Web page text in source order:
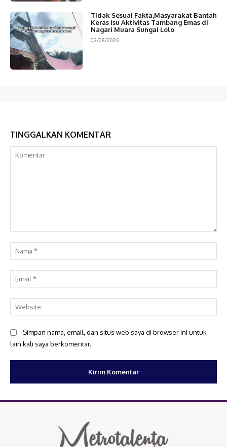
Tidak Sesuai Fakta,Masyarakat Bantah
Keras Isu Aktivitas Tambang Emas di
Nagari Muara Sungai Lolo
02/08/2026
TINGGALKAN KOMENTAR
Simpan nama, email, dan situs web saya di browser ini untuk
lain kali saya berkomentar.